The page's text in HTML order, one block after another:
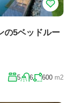
の5ベッドルー
5 6 600 m2